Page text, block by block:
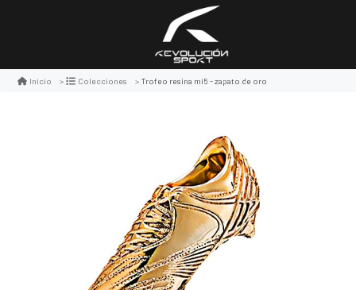
Inicio Colecciones Trofeo resina mi5 - zapato de oro